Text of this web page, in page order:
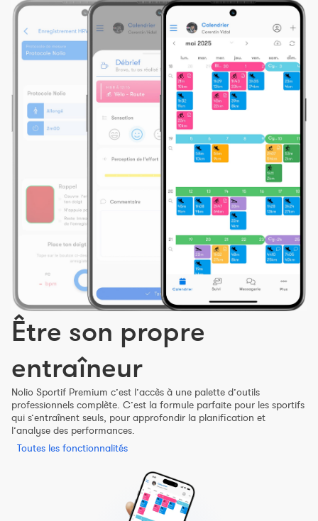
Être son propre
entraîneur
Nolio Sportif Premium c’est l’accès à une palette d’outils
professionnels complète. C’est la formule parfaite pour les sportifs
qui s’entraînent seuls, pour approfondir la planification et
l’analyse des performances.
Toutes les fonctionnalités